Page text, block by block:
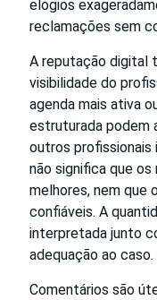
elogios
reclamações sem
A reputação digital
visibilidade do
agenda mais ativa
estruturada podem
outros
não significa que os
melhores, nem que
confiáveis. A
interpretada junto
adequação ao caso.
Comentários são